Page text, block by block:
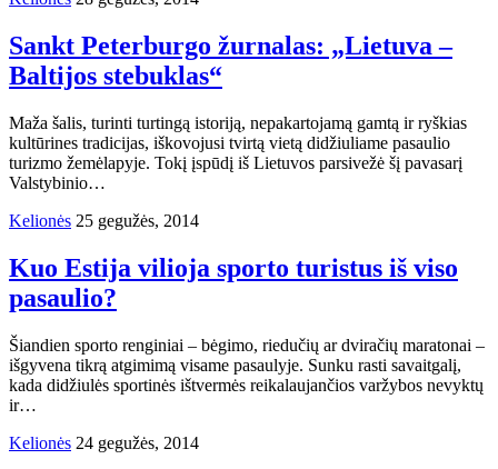
Sankt Peterburgo žurnalas: „Lietuva –
Baltijos stebuklas“
Maža šalis, turinti turtingą istoriją, nepakartojamą gamtą ir ryškias
kultūrines tradicijas, iškovojusi tvirtą vietą didžiuliame pasaulio
turizmo žemėlapyje. Tokį įspūdį iš Lietuvos parsivežė šį pavasarį
Valstybinio…
Kelionės 25 gegužės, 2014
Kuo Estija vilioja sporto turistus iš viso
pasaulio?
Šiandien sporto renginiai – bėgimo, riedučių ar dviračių maratonai –
išgyvena tikrą atgimimą visame pasaulyje. Sunku rasti savaitgalį,
kada didžiulės sportinės ištvermės reikalaujančios varžybos nevyktų
ir…
Kelionės 24 gegužės, 2014